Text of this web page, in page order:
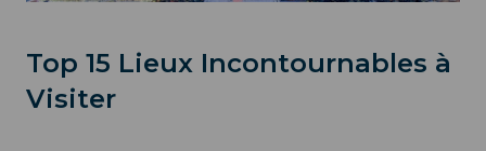
Top 15 Lieux Incontournables à
Visiter